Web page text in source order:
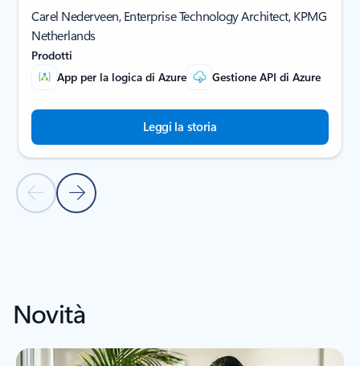
Diapositiva precedente
Diapositiva successiva
Carel Nederveen, Enterprise Technology Architect, KPMG
Netherlands
Prodotti
App per la logica di Azure
Gestione API di Azure
Leggi la storia
Novità